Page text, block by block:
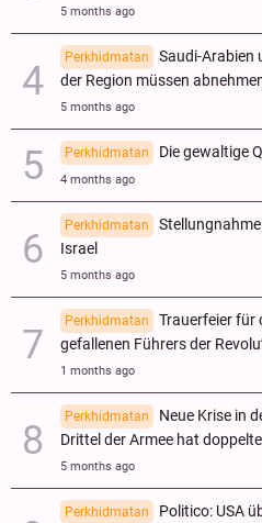
5 months ago
Perkhidmatan
Saudi-Arabien
der Region müssen
5 months ago
Perkhidmatan Die gewaltige
4 months ago
Perkhidmatan
Israel
5 months ago
Perkhidmatan
Trauerfeier für
gefallenen Führers der
1 months ago
Perkhidmatan
Neue Krise in
Drittel der Armee hat
5 months ago
Perkhidmatan
Politico: USA